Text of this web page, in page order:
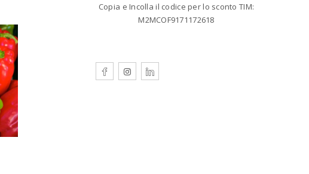
Copia e Incolla il codice per lo sconto TIM:
M2MCOF9171172618